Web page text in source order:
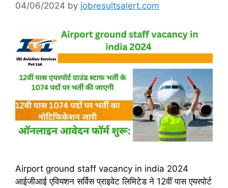
04/06/2024 by jobresultsalert.com
Airport ground staff vacancy in india 2024
आईजीआई एवियशन सर्विस प्राइवेट लिमिटेड ने 12वीं पास एयरपोर्ट